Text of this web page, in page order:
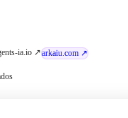
ia.io ↗arkaiu.com ↗